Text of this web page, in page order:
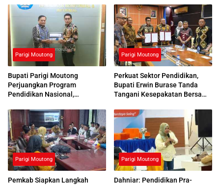
Parigi Moutong
Bupati Parigi Moutong
Perjuangkan Program
Pendidikan Nasional,
Respons Positif
Parigi Moutong
Perkuat Sektor Pendidikan,
Bupati Erwin Burase Tanda
Tangani Kesepakatan Bersama
Parigi Moutong
Pemkab Siapkan Langkah
Parigi Moutong
Dahniar: Pendidikan Pra-